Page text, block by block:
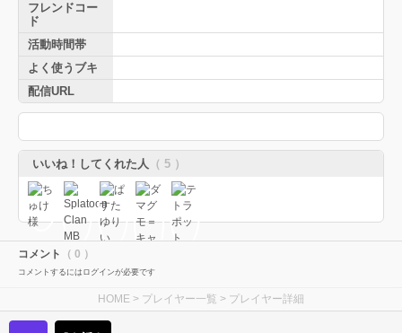
フレンドコー
ド
活動時間帯
よく使うブキ
配信URL
いいね！してくれた人 （ 5 ）
コメント （ 0 ）
コメントするにはログインが必要です
HOME > プレイヤー一覧 > プレイヤー詳細